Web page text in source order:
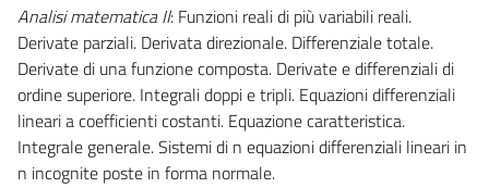
Analisi matematica II: Funzioni reali di più variabili reali.
Derivate parziali. Derivata direzionale. Differenziale totale.
Derivate di una funzione composta. Derivate e differenziali di
ordine superiore. Integrali doppi e tripli. Equazioni differenziali
lineari a coefficienti costanti. Equazione caratteristica.
Integrale generale. Sistemi di n equazioni differenziali lineari in
n incognite poste in forma normale.